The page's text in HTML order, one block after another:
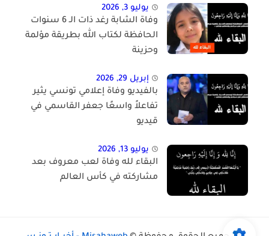
يوليو 3, 2026
وفاة الشابة رغد ذات الـ 6 سنوات
الحافظة لكتاب الله بطريقة مؤلمة
وحزينة
إبريل 29, 2026
بالفيديو وفاة إعلامي تونسي يثير
تفاعلاً واسعًا جعفر القاسمي في
قيديو
يوليو 13, 2026
البقاء لله وفاة لعب معروف بعد
مشاركته في كأس العالم